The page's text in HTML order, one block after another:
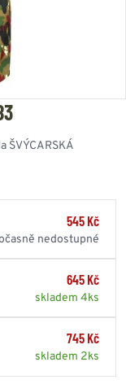
ŠVÝCARSKÁ
545 Kč
nedostupné
645 Kč
skladem 4ks
745 Kč
skladem 2ks